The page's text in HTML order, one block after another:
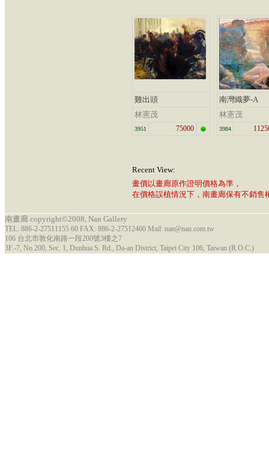
雞出頭
林憲茂
3951 75000
南灣織夢-A
林憲茂
3984
Recent View:
畫價以畫廊原作證明價格為準，
在價格誤植情況下，南畫廊保有不銷售
南畫廊 copyright©2008, Nan Gallery
TEL: 886-2-27511155 60 FAX: 886-2-27512460 Mail: nan@nan.com.tw
106 台北市敦化南路一段200號3樓之7
3F.-7, No.200, Sec. 1, Dunhua S. Rd., Da-an District, Taipei City 106, Taiwan (R.O.C.)